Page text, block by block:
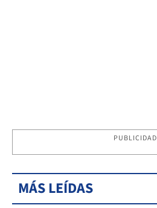
PUBLICIDAD
MÁS LEÍDAS